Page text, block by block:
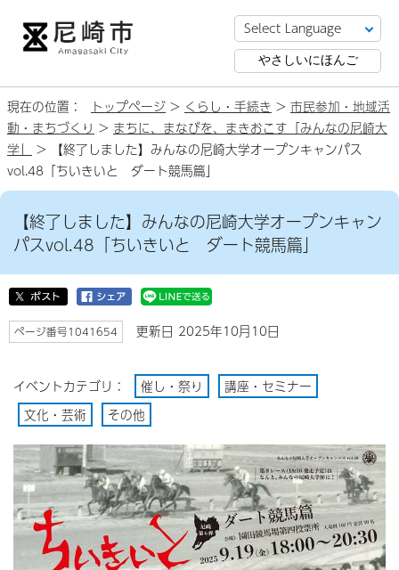
やさしいにほんご
現在の位置： トップページ > くらし・手続き > 市民参加・地域活
動・まちづくり > まちに、まなびを、まきおこす「みんなの尼崎大
学」
> 【終了しました】みんなの尼崎大学オープンキャンパス
vol.48「ちいきいと ダート競馬篇」
【終了しました】みんなの尼崎大学オープンキャン
パスvol.48「ちいきいと ダート競馬篇」
ページ番号1041654 更新日 2025年10月10日
イベントカテゴリ： 催し・祭り
講座・セミナー
文化・芸術
その他